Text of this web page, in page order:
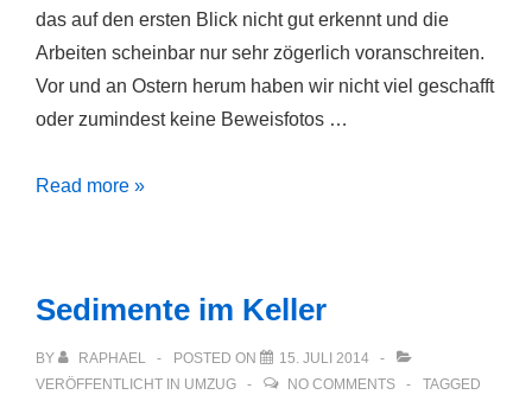
das auf den ersten Blick nicht gut erkennt und die
Arbeiten scheinbar nur sehr zögerlich voranschreiten.
Vor und an Ostern herum haben wir nicht viel geschafft
oder zumindest keine Beweisfotos …
April
Read more »
Sedimente im Keller
BY RAPHAEL POSTED ON
15. JULI 2014
VERÖFFENTLICHT IN UMZUG NO COMMENTS
TAGGED